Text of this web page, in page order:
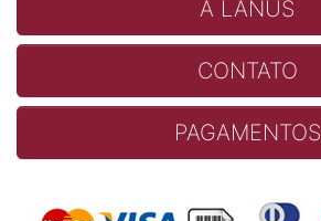
A LANUS
CONTATO
PAGAMENTOS